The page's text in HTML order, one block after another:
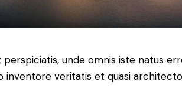
perspiciatis, unde omnis iste natus
inventore veritatis et quasi